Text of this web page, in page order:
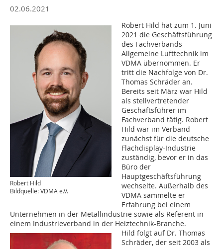
02.06.2021
Robert Hild
Bildquelle: VDMA e.V.
Robert Hild hat zum 1. Juni
2021 die Geschäftsführung
des Fachverbands
Allgemeine Lufttechnik im
VDMA übernommen. Er
tritt die Nachfolge von Dr.
Thomas Schräder an.
Bereits seit März war Hild
als stellvertretender
Geschäftsführer im
Fachverband tätig. Robert
Hild war im Verband
zunächst für die deutsche
Flachdisplay-Industrie
zuständig, bevor er in das
Büro der
Hauptgeschäftsführung
wechselte. Außerhalb des
VDMA sammelte er
Erfahrung bei einem
Unternehmen in der Metallindustrie sowie als Referent in
einem Industrieverband in der Heiztechnik-Branche.
Hild folgt auf Dr. Thomas
Schräder, der seit 2003 als